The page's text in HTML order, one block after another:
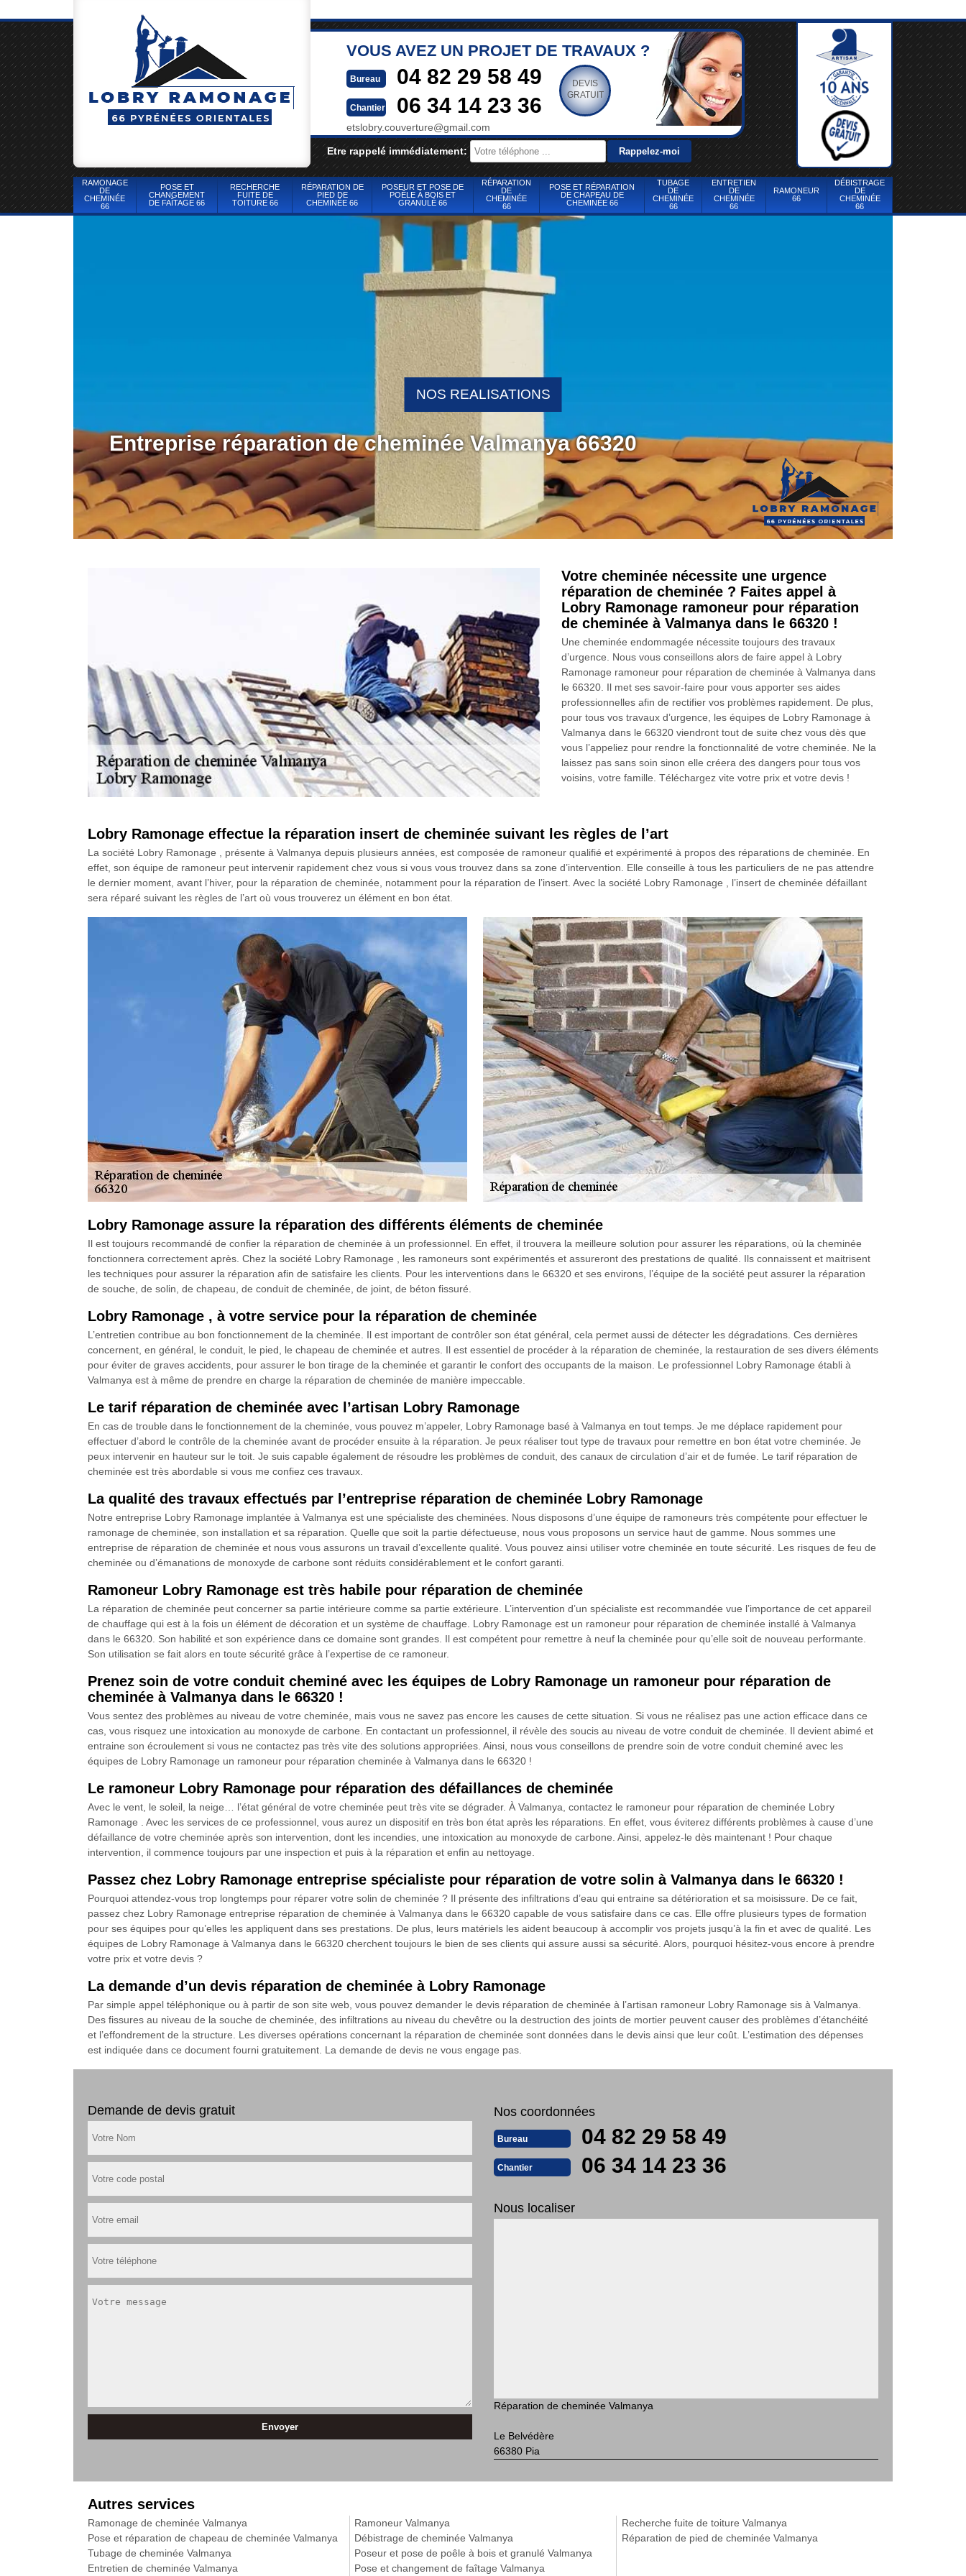
VOUS AVEZ UN PROJET DE TRAVAUX ?
Bureau 04 82 29 58 49
Chantier 06 34 14 23 36
etslobry.couverture@gmail.com
DEVIS
GRATUIT
Etre rappelé immédiatement:
RAMONAGE
DE
CHEMINÉE
66
POSE ET
CHANGEMENT
DE FAÎTAGE 66
RECHERCHE
FUITE DE
TOITURE 66
RÉPARATION DE
PIED DE
CHEMINÉE 66
POSEUR ET POSE DE
POÊLE À BOIS ET
GRANULÉ 66
RÉPARATION
DE
CHEMINÉE
66
POSE ET RÉPARATION
DE CHAPEAU DE
CHEMINÉE 66
TUBAGE
DE
CHEMINÉE
66
ENTRETIEN
DE
CHEMINÉE
66
RAMONEUR
66
DÉBISTRAGE
DE
CHEMINÉE
66
Entreprise réparation de cheminée Valmanya 66320
NOS REALISATIONS
Votre cheminée nécessite une urgence
réparation de cheminée ? Faites appel à
Lobry Ramonage ramoneur pour réparation
de cheminée à Valmanya dans le 66320 !
Une cheminée endommagée nécessite toujours des travaux
d’urgence. Nous vous conseillons alors de faire appel à Lobry
Ramonage ramoneur pour réparation de cheminée à Valmanya dans
le 66320. Il met ses savoir-faire pour vous apporter ses aides
professionnelles afin de rectifier vos problèmes rapidement. De plus,
pour tous vos travaux d’urgence, les équipes de Lobry Ramonage à
Valmanya dans le 66320 viendront tout de suite chez vous dès que
vous l’appeliez pour rendre la fonctionnalité de votre cheminée. Ne la
laissez pas sans soin sinon elle créera des dangers pour tous vos
voisins, votre famille. Téléchargez vite votre prix et votre devis !
Lobry Ramonage effectue la réparation insert de cheminée suivant les règles de l’art
La société Lobry Ramonage , présente à Valmanya depuis plusieurs années, est composée de ramoneur qualifié et expérimenté à propos des réparations de cheminée. En
effet, son équipe de ramoneur peut intervenir rapidement chez vous si vous vous trouvez dans sa zone d’intervention. Elle conseille à tous les particuliers de ne pas attendre
le dernier moment, avant l’hiver, pour la réparation de cheminée, notamment pour la réparation de l’insert. Avec la société Lobry Ramonage , l’insert de cheminée défaillant
sera réparé suivant les règles de l’art où vous trouverez un élément en bon état.
Lobry Ramonage assure la réparation des différents éléments de cheminée
Il est toujours recommandé de confier la réparation de cheminée à un professionnel. En effet, il trouvera la meilleure solution pour assurer les réparations, où la cheminée
fonctionnera correctement après. Chez la société Lobry Ramonage , les ramoneurs sont expérimentés et assureront des prestations de qualité. Ils connaissent et maitrisent
les techniques pour assurer la réparation afin de satisfaire les clients. Pour les interventions dans le 66320 et ses environs, l’équipe de la société peut assurer la réparation
de souche, de solin, de chapeau, de conduit de cheminée, de joint, de béton fissuré.
Lobry Ramonage , à votre service pour la réparation de cheminée
L’entretien contribue au bon fonctionnement de la cheminée. Il est important de contrôler son état général, cela permet aussi de détecter les dégradations. Ces dernières
concernent, en général, le conduit, le pied, le chapeau de cheminée et autres. Il est essentiel de procéder à la réparation de cheminée, la restauration de ses divers éléments
pour éviter de graves accidents, pour assurer le bon tirage de la cheminée et garantir le confort des occupants de la maison. Le professionnel Lobry Ramonage établi à
Valmanya est à même de prendre en charge la réparation de cheminée de manière impeccable.
Le tarif réparation de cheminée avec l’artisan Lobry Ramonage
En cas de trouble dans le fonctionnement de la cheminée, vous pouvez m’appeler, Lobry Ramonage basé à Valmanya en tout temps. Je me déplace rapidement pour
effectuer d’abord le contrôle de la cheminée avant de procéder ensuite à la réparation. Je peux réaliser tout type de travaux pour remettre en bon état votre cheminée. Je
peux intervenir en hauteur sur le toit. Je suis capable également de résoudre les problèmes de conduit, des canaux de circulation d’air et de fumée. Le tarif réparation de
cheminée est très abordable si vous me confiez ces travaux.
La qualité des travaux effectués par l’entreprise réparation de cheminée Lobry Ramonage
Notre entreprise Lobry Ramonage implantée à Valmanya est une spécialiste des cheminées. Nous disposons d’une équipe de ramoneurs très compétente pour effectuer le
ramonage de cheminée, son installation et sa réparation. Quelle que soit la partie défectueuse, nous vous proposons un service haut de gamme. Nous sommes une
entreprise de réparation de cheminée et nous vous assurons un travail d’excellente qualité. Vous pouvez ainsi utiliser votre cheminée en toute sécurité. Les risques de feu de
cheminée ou d’émanations de monoxyde de carbone sont réduits considérablement et le confort garanti.
Ramoneur Lobry Ramonage est très habile pour réparation de cheminée
La réparation de cheminée peut concerner sa partie intérieure comme sa partie extérieure. L’intervention d’un spécialiste est recommandée vue l’importance de cet appareil
de chauffage qui est à la fois un élément de décoration et un système de chauffage. Lobry Ramonage est un ramoneur pour réparation de cheminée installé à Valmanya
dans le 66320. Son habilité et son expérience dans ce domaine sont grandes. Il est compétent pour remettre à neuf la cheminée pour qu’elle soit de nouveau performante.
Son utilisation se fait alors en toute sécurité grâce à l’expertise de ce ramoneur.
Prenez soin de votre conduit cheminé avec les équipes de Lobry Ramonage un ramoneur pour réparation de
cheminée à Valmanya dans le 66320 !
Vous sentez des problèmes au niveau de votre cheminée, mais vous ne savez pas encore les causes de cette situation. Si vous ne réalisez pas une action efficace dans ce
cas, vous risquez une intoxication au monoxyde de carbone. En contactant un professionnel, il révèle des soucis au niveau de votre conduit de cheminée. Il devient abimé et
entraine son écroulement si vous ne contactez pas très vite des solutions appropriées. Ainsi, nous vous conseillons de prendre soin de votre conduit cheminé avec les
équipes de Lobry Ramonage un ramoneur pour réparation cheminée à Valmanya dans le 66320 !
Le ramoneur Lobry Ramonage pour réparation des défaillances de cheminée
Avec le vent, le soleil, la neige… l’état général de votre cheminée peut très vite se dégrader. À Valmanya, contactez le ramoneur pour réparation de cheminée Lobry
Ramonage . Avec les services de ce professionnel, vous aurez un dispositif en très bon état après les réparations. En effet, vous éviterez différents problèmes à cause d’une
défaillance de votre cheminée après son intervention, dont les incendies, une intoxication au monoxyde de carbone. Ainsi, appelez-le dès maintenant ! Pour chaque
intervention, il commence toujours par une inspection et puis à la réparation et enfin au nettoyage.
Passez chez Lobry Ramonage entreprise spécialiste pour réparation de votre solin à Valmanya dans le 66320 !
Pourquoi attendez-vous trop longtemps pour réparer votre solin de cheminée ? Il présente des infiltrations d’eau qui entraine sa détérioration et sa moisissure. De ce fait,
passez chez Lobry Ramonage entreprise réparation de cheminée à Valmanya dans le 66320 capable de vous satisfaire dans ce cas. Elle offre plusieurs types de formation
pour ses équipes pour qu’elles les appliquent dans ses prestations. De plus, leurs matériels les aident beaucoup à accomplir vos projets jusqu’à la fin et avec de qualité. Les
équipes de Lobry Ramonage à Valmanya dans le 66320 cherchent toujours le bien de ses clients qui assure aussi sa sécurité. Alors, pourquoi hésitez-vous encore à prendre
votre prix et votre devis ?
La demande d’un devis réparation de cheminée à Lobry Ramonage
Par simple appel téléphonique ou à partir de son site web, vous pouvez demander le devis réparation de cheminée à l’artisan ramoneur Lobry Ramonage sis à Valmanya.
Des fissures au niveau de la souche de cheminée, des infiltrations au niveau du chevêtre ou la destruction des joints de mortier peuvent causer des problèmes d’étanchéité
et l’effondrement de la structure. Les diverses opérations concernant la réparation de cheminée sont données dans le devis ainsi que leur coût. L’estimation des dépenses
est indiquée dans ce document fourni gratuitement. La demande de devis ne vous engage pas.
Demande de devis gratuit Nos coordonnées
Bureau 04 82 29 58 49
Chantier 06 34 14 23 36
Nous localiser
Réparation de cheminée Valmanya
Le Belvédère
66380 Pia
Autres services
Ramonage de cheminée Valmanya
Pose et réparation de chapeau de cheminée Valmanya
Tubage de cheminée Valmanya
Entretien de cheminée Valmanya
Ramoneur Valmanya
Débistrage de cheminée Valmanya
Poseur et pose de poêle à bois et granulé Valmanya
Pose et changement de faîtage Valmanya
Recherche fuite de toiture Valmanya
Réparation de pied de cheminée Valmanya